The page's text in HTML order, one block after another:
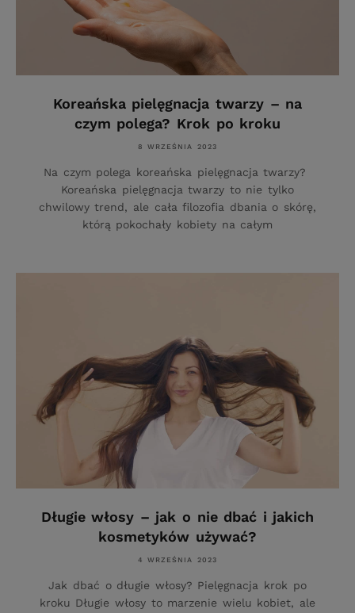
Koreańska pielęgnacja twarzy – na
czym polega? Krok po kroku
8 WRZEŚNIA 2023
Na czym polega koreańska pielęgnacja twarzy?
Koreańska pielęgnacja twarzy to nie tylko
chwilowy trend, ale cała filozofia dbania o skórę,
którą pokochały kobiety na całym
Długie włosy – jak o nie dbać i jakich
kosmetyków używać?
4 WRZEŚNIA 2023
Jak dbać o długie włosy? Pielęgnacja krok po
kroku Długie włosy to marzenie wielu kobiet, ale